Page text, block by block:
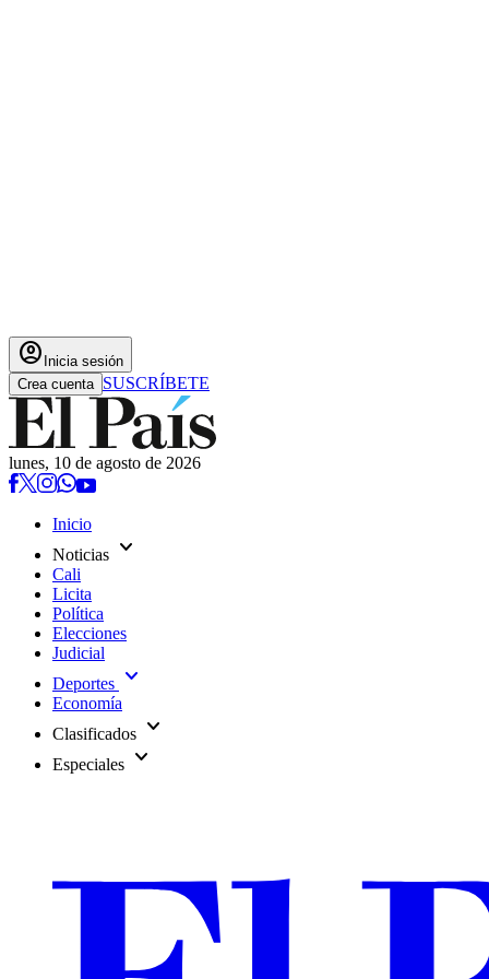
account_circle Inicia sesión
Crea cuenta SUSCRÍBETE
lunes, 10 de agosto de 2026
Inicio
Noticias expand_more
Cali
Licita
Política
Elecciones
Judicial
Deportes expand_more
Economía
Clasificados expand_more
Especiales expand_more